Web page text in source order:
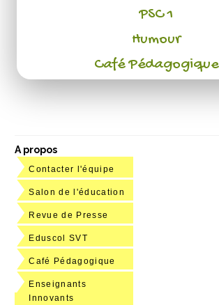
PSC 1
Humour
Café Pédagogique
A propos
Contacter l'équipe
Salon de l'éducation
Revue de Presse
Eduscol SVT
Café Pédagogique
Enseignants
Innovants